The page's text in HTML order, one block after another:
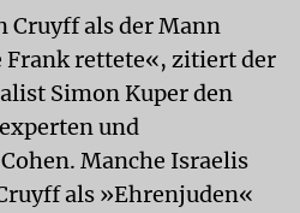
Cruyff als der Mann
Frank rettete«, zitiert der
Simon Kuper den
und
Manche Israelis
als »Ehrenjuden«